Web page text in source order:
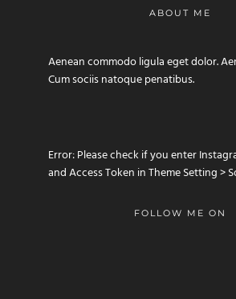
ABOUT ME
Aenean commodo ligula eget dolor.
Cum sociis natoque penatibus.
Error: Please check if you enter
and Access Token in Theme Setting >
FOLLOW ME ON